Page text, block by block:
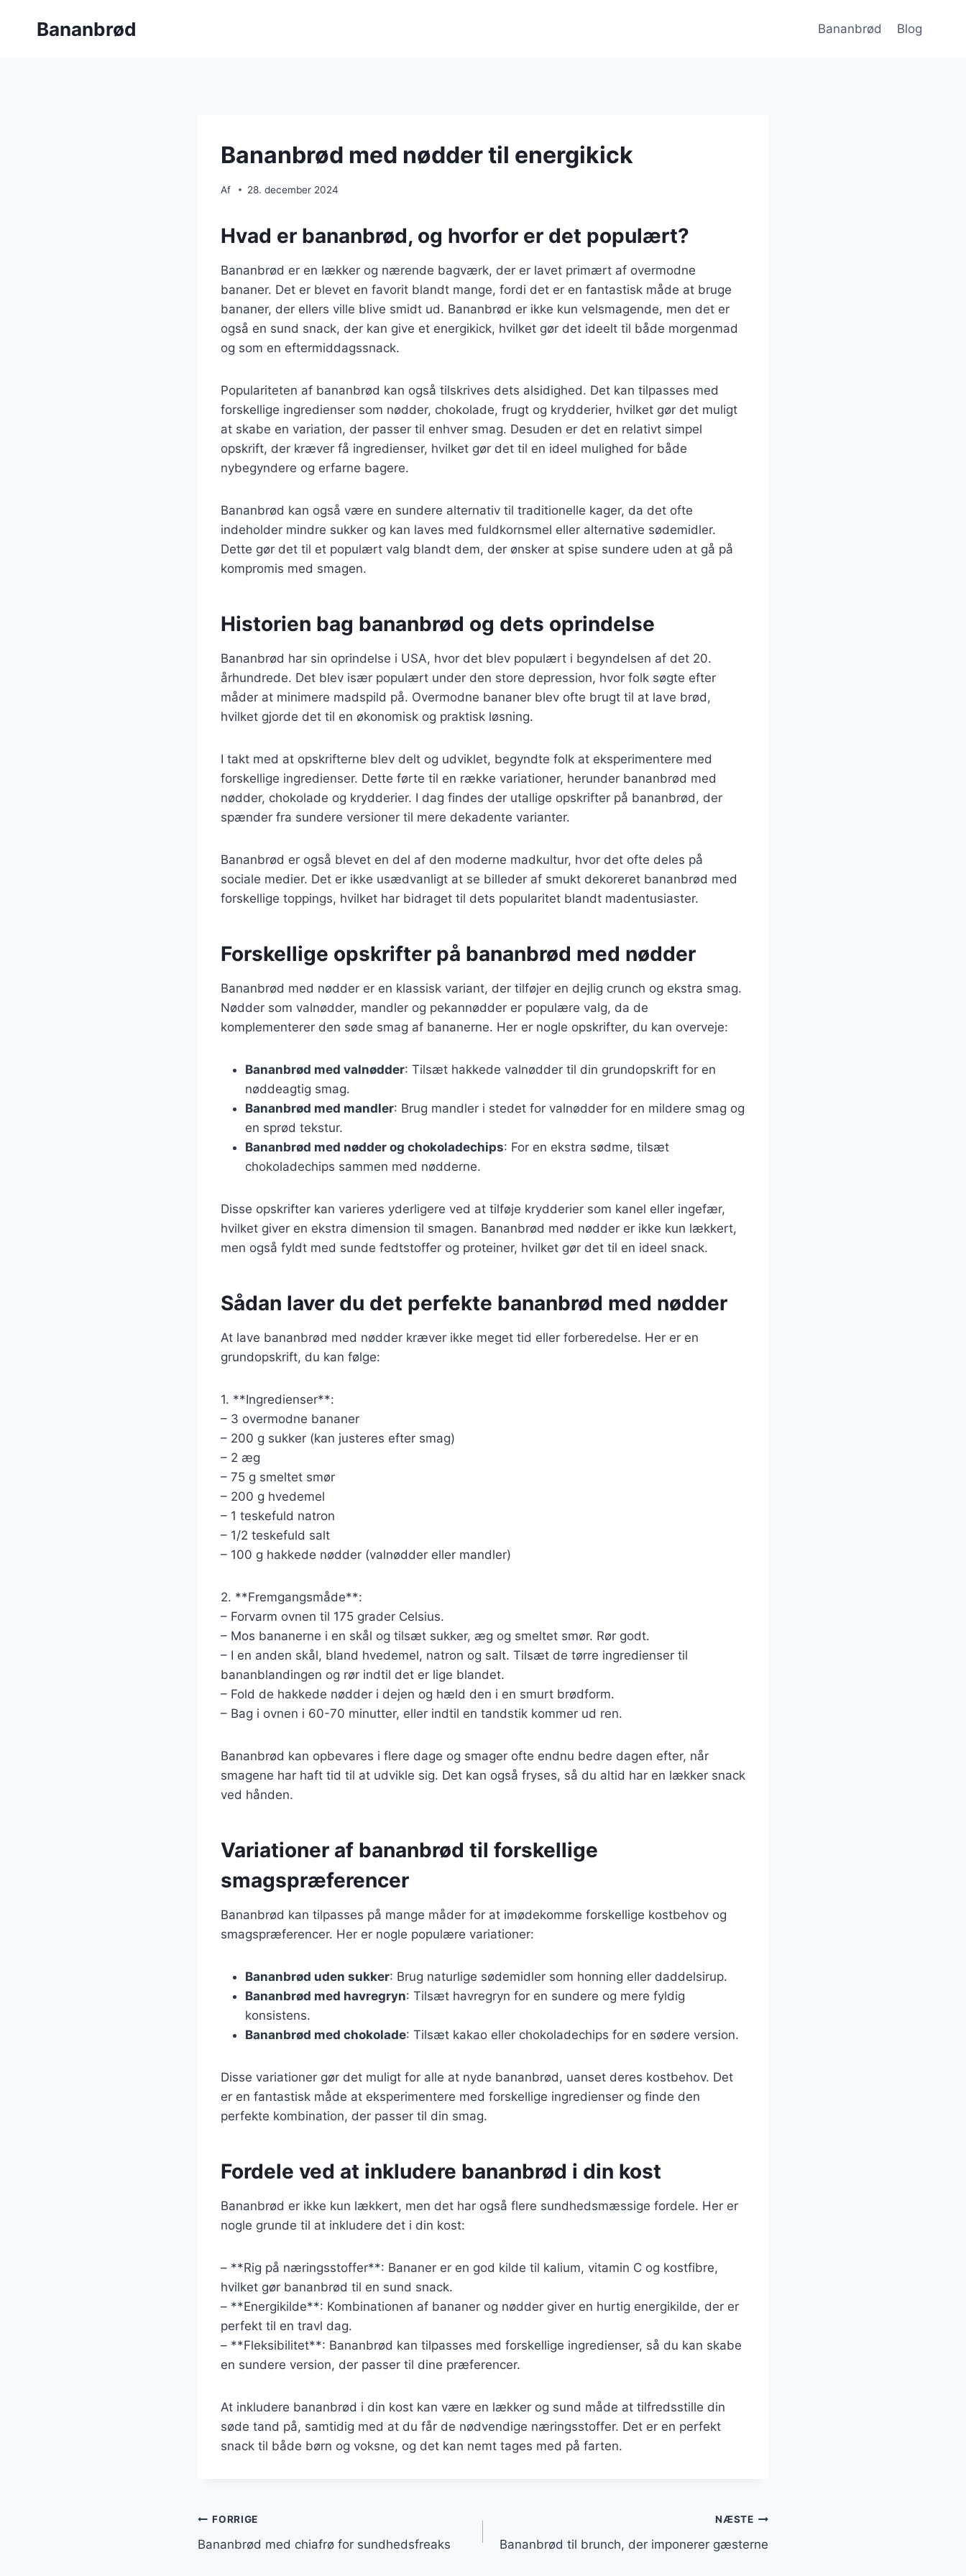
Bananbrød Bananbrød Blog
Bananbrød med nødder til energikick
Af 28. december 2024
Hvad er bananbrød, og hvorfor er det populært?
Bananbrød er en lækker og nærende bagværk, der er lavet primært af overmodne
bananer. Det er blevet en favorit blandt mange, fordi det er en fantastisk måde at bruge
bananer, der ellers ville blive smidt ud. Bananbrød er ikke kun velsmagende, men det er
også en sund snack, der kan give et energikick, hvilket gør det ideelt til både morgenmad
og som en eftermiddagssnack.
Populariteten af bananbrød kan også tilskrives dets alsidighed. Det kan tilpasses med
forskellige ingredienser som nødder, chokolade, frugt og krydderier, hvilket gør det muligt
at skabe en variation, der passer til enhver smag. Desuden er det en relativt simpel
opskrift, der kræver få ingredienser, hvilket gør det til en ideel mulighed for både
nybegyndere og erfarne bagere.
Bananbrød kan også være en sundere alternativ til traditionelle kager, da det ofte
indeholder mindre sukker og kan laves med fuldkornsmel eller alternative sødemidler.
Dette gør det til et populært valg blandt dem, der ønsker at spise sundere uden at gå på
kompromis med smagen.
Historien bag bananbrød og dets oprindelse
Bananbrød har sin oprindelse i USA, hvor det blev populært i begyndelsen af det 20.
århundrede. Det blev især populært under den store depression, hvor folk søgte efter
måder at minimere madspild på. Overmodne bananer blev ofte brugt til at lave brød,
hvilket gjorde det til en økonomisk og praktisk løsning.
I takt med at opskrifterne blev delt og udviklet, begyndte folk at eksperimentere med
forskellige ingredienser. Dette førte til en række variationer, herunder bananbrød med
nødder, chokolade og krydderier. I dag findes der utallige opskrifter på bananbrød, der
spænder fra sundere versioner til mere dekadente varianter.
Bananbrød er også blevet en del af den moderne madkultur, hvor det ofte deles på
sociale medier. Det er ikke usædvanligt at se billeder af smukt dekoreret bananbrød med
forskellige toppings, hvilket har bidraget til dets popularitet blandt madentusiaster.
Forskellige opskrifter på bananbrød med nødder
Bananbrød med nødder er en klassisk variant, der tilføjer en dejlig crunch og ekstra smag.
Nødder som valnødder, mandler og pekannødder er populære valg, da de
komplementerer den søde smag af bananerne. Her er nogle opskrifter, du kan overveje:
Bananbrød med valnødder: Tilsæt hakkede valnødder til din grundopskrift for en
nøddeagtig smag.
Bananbrød med mandler: Brug mandler i stedet for valnødder for en mildere smag og
en sprød tekstur.
Bananbrød med nødder og chokoladechips: For en ekstra sødme, tilsæt
chokoladechips sammen med nødderne.
Disse opskrifter kan varieres yderligere ved at tilføje krydderier som kanel eller ingefær,
hvilket giver en ekstra dimension til smagen. Bananbrød med nødder er ikke kun lækkert,
men også fyldt med sunde fedtstoffer og proteiner, hvilket gør det til en ideel snack.
Sådan laver du det perfekte bananbrød med nødder
At lave bananbrød med nødder kræver ikke meget tid eller forberedelse. Her er en
grundopskrift, du kan følge:
1. **Ingredienser**:
– 3 overmodne bananer
– 200 g sukker (kan justeres efter smag)
– 2 æg
– 75 g smeltet smør
– 200 g hvedemel
– 1 teskefuld natron
– 1/2 teskefuld salt
– 100 g hakkede nødder (valnødder eller mandler)
2. **Fremgangsmåde**:
– Forvarm ovnen til 175 grader Celsius.
– Mos bananerne i en skål og tilsæt sukker, æg og smeltet smør. Rør godt.
– I en anden skål, bland hvedemel, natron og salt. Tilsæt de tørre ingredienser til
bananblandingen og rør indtil det er lige blandet.
– Fold de hakkede nødder i dejen og hæld den i en smurt brødform.
– Bag i ovnen i 60-70 minutter, eller indtil en tandstik kommer ud ren.
Bananbrød kan opbevares i flere dage og smager ofte endnu bedre dagen efter, når
smagene har haft tid til at udvikle sig. Det kan også fryses, så du altid har en lækker snack
ved hånden.
Variationer af bananbrød til forskellige
smagspræferencer
Bananbrød kan tilpasses på mange måder for at imødekomme forskellige kostbehov og
smagspræferencer. Her er nogle populære variationer:
Bananbrød uden sukker: Brug naturlige sødemidler som honning eller daddelsirup.
Bananbrød med havregryn: Tilsæt havregryn for en sundere og mere fyldig
konsistens.
Bananbrød med chokolade: Tilsæt kakao eller chokoladechips for en sødere version.
Disse variationer gør det muligt for alle at nyde bananbrød, uanset deres kostbehov. Det
er en fantastisk måde at eksperimentere med forskellige ingredienser og finde den
perfekte kombination, der passer til din smag.
Fordele ved at inkludere bananbrød i din kost
Bananbrød er ikke kun lækkert, men det har også flere sundhedsmæssige fordele. Her er
nogle grunde til at inkludere det i din kost:
– **Rig på næringsstoffer**: Bananer er en god kilde til kalium, vitamin C og kostfibre,
hvilket gør bananbrød til en sund snack.
– **Energikilde**: Kombinationen af bananer og nødder giver en hurtig energikilde, der er
perfekt til en travl dag.
– **Fleksibilitet**: Bananbrød kan tilpasses med forskellige ingredienser, så du kan skabe
en sundere version, der passer til dine præferencer.
At inkludere bananbrød i din kost kan være en lækker og sund måde at tilfredsstille din
søde tand på, samtidig med at du får de nødvendige næringsstoffer. Det er en perfekt
snack til både børn og voksne, og det kan nemt tages med på farten.
Indlægsnavigation
FORRIGE
Bananbrød med chiafrø for sundhedsfreaks
NÆSTE
Bananbrød til brunch, der imponerer gæsterne